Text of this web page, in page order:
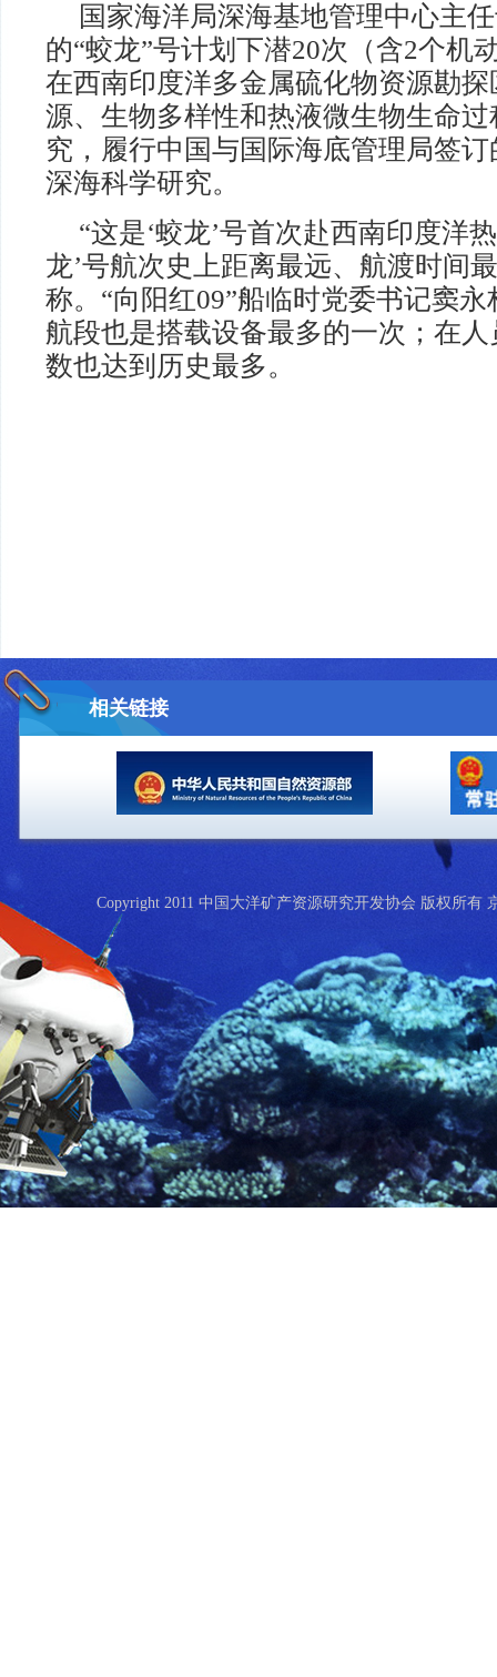
国家海洋局深海基地管理中心主
的“蛟龙”号计划下潜20次（含2个机
在西南印度洋多金属硫化物资源勘
源、生物多样性和热液微生物生命
究，履行中国与国际海底管理局签
深海科学研究。
“这是‘蛟龙’号首次赴西南印度洋
龙’号航次史上距离最远、航渡时间
称。“向阳红09”船临时党委书记窦
航段也是搭载设备最多的一次；在
数也达到历史最多。
相关链接
Copyright 2011 中国大洋矿产资源研究开发协会 版权所有